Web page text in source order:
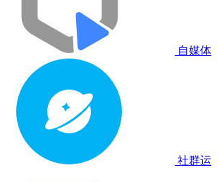
自媒体
社群运